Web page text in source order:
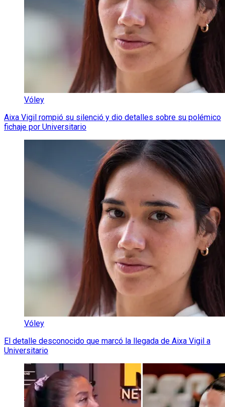
Vóley
Aixa Vigil rompió su silenció y dio detalles sobre su polémico
fichaje por Universitario
Vóley
El detalle desconocido que marcó la llegada de Aixa Vigil a
Universitario